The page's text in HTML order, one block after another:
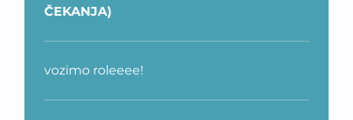
ČEKANJA)
vozimo roleeee!